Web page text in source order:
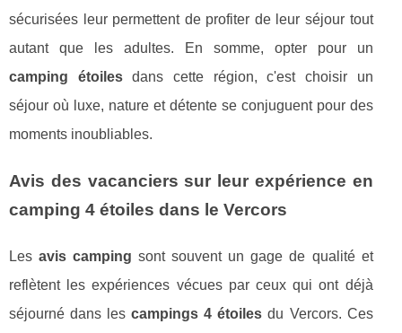
sécurisées leur permettent de profiter de leur séjour tout
autant que les adultes. En somme, opter pour un
camping étoilesdans cette région, c'est choisir un
séjour où luxe, nature et détente se conjuguent pour des
moments inoubliables.
Avis des vacanciers sur leur expérience en
camping 4 étoiles dans le Vercors
Lesavis camping sont souvent un gage de qualité et
reflètent les expériences vécues par ceux qui ont déjà
séjourné dans lescampings 4 étoiles du Vercors. Ces